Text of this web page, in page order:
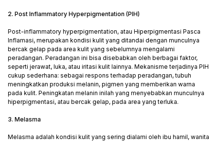
2. Post Inflammatory Hyperpigmentation (PIH)
Post-inflammatory hyperpigmentation, atau Hiperpigmentasi Pasca
Inflamasi, merupakan kondisi kulit yang ditandai dengan munculnya
bercak gelap pada area kulit yang sebelumnya mengalami
peradangan. Peradangan ini bisa disebabkan oleh berbagai faktor,
seperti jerawat, luka, atau iritasi kulit lainnya. Mekanisme terjadinya PIH
cukup sederhana: sebagai respons terhadap peradangan, tubuh
meningkatkan produksi melanin, pigmen yang memberikan warna
pada kulit. Peningkatan melanin inilah yang menyebabkan munculnya
hiperpigmentasi, atau bercak gelap, pada area yang terluka.
3. Melasma
Melasma adalah kondisi kulit yang sering dialami oleh ibu hamil, wanita